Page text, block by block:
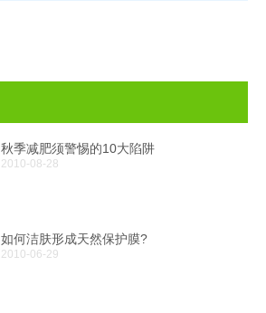
秋季减肥须警惕的10大陷阱
2010-08-28
如何洁肤形成天然保护膜?
2010-06-29